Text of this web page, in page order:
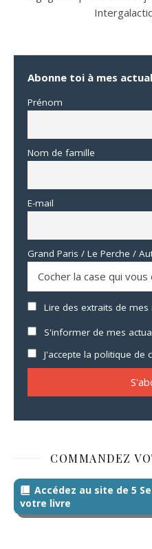
Abonne toi à mes
Prénom
Nom de famille
E-mail
Grand Paris / Le Perche /
Lire des extraits de mes
S'informer de mes
J'accepte la politique de
COMMANDEZ
Accédez au site de 5
votre livre